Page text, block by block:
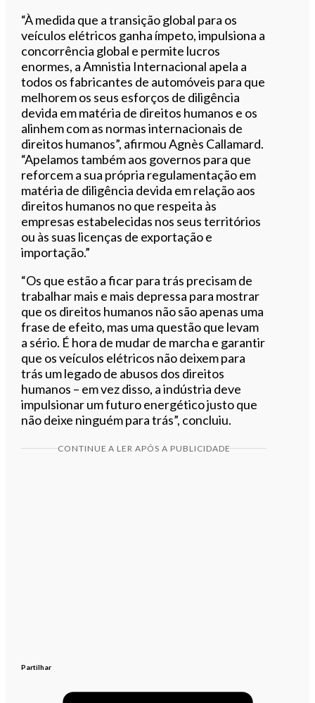
“À medida que a transição global para os
veículos elétricos ganha ímpeto, impulsiona a
concorrência global e permite lucros
enormes, a Amnistia Internacional apela a
todos os fabricantes de automóveis para que
melhorem os seus esforços de diligência
devida em matéria de direitos humanos e os
alinhem com as normas internacionais de
direitos humanos”, afirmou Agnès Callamard.
“Apelamos também aos governos para que
reforcem a sua própria regulamentação em
matéria de diligência devida em relação aos
direitos humanos no que respeita às
empresas estabelecidas nos seus territórios
ou às suas licenças de exportação e
importação.”
“Os que estão a ficar para trás precisam de
trabalhar mais e mais depressa para mostrar
que os direitos humanos não são apenas uma
frase de efeito, mas uma questão que levam
a sério. É hora de mudar de marcha e garantir
que os veículos elétricos não deixem para
trás um legado de abusos dos direitos
humanos – em vez disso, a indústria deve
impulsionar um futuro energético justo que
não deixe ninguém para trás”, concluiu.
CONTINUE A LER APÓS A PUBLICIDADE
Partilhar